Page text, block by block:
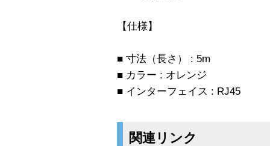
【仕様】
■ 寸法（長さ） : 5m
■ カラー : オレンジ
■ インターフェイス : RJ45
関連リンク